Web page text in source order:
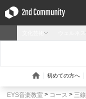
EYS音楽教室 コース 三線